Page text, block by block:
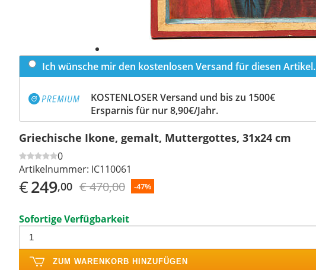
Ich wünsche mir den kostenlosen Versand für diesen Artikel.
KOSTENLOSER Versand und bis zu 1500€
Ersparnis für nur 8,90€/Jahr.
Griechische Ikone, gemalt, Muttergottes, 31x24 cm
0
Artikelnummer: IC110061
€249,00 € 470,00 -47%
Sofortige Verfügbarkeit
ZUM WARENKORB HINZUFÜGEN